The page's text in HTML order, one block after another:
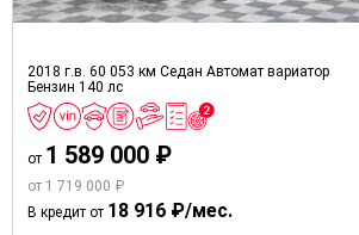
2018 г.в. 60 053 км Седан Автомат вариатор
Бензин 140 лс
от 1 589 000 ₽
от 1 719 000 ₽
В кредит от 18 916 ₽/мес.